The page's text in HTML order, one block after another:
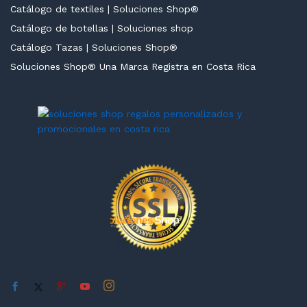
Catálogo de textiles | Soluciones Shop®
Catálogo de botellas | Soluciones shop
Catálogo Tazas | Soluciones Shop®
Soluciones Shop® Una Marca Registra en Costa Rica